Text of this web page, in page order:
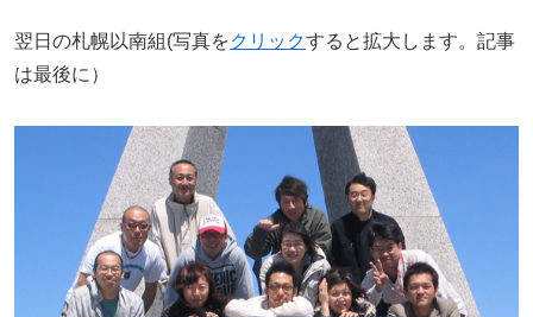
翌日の札幌以南組(写真をクリックすると拡大します。記事
は最後に）